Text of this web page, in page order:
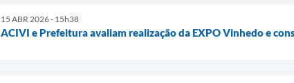
15 ABR 2026 - 15h38
ACIVI e Prefeitura avaliam realização da EXPO Vinhedo e